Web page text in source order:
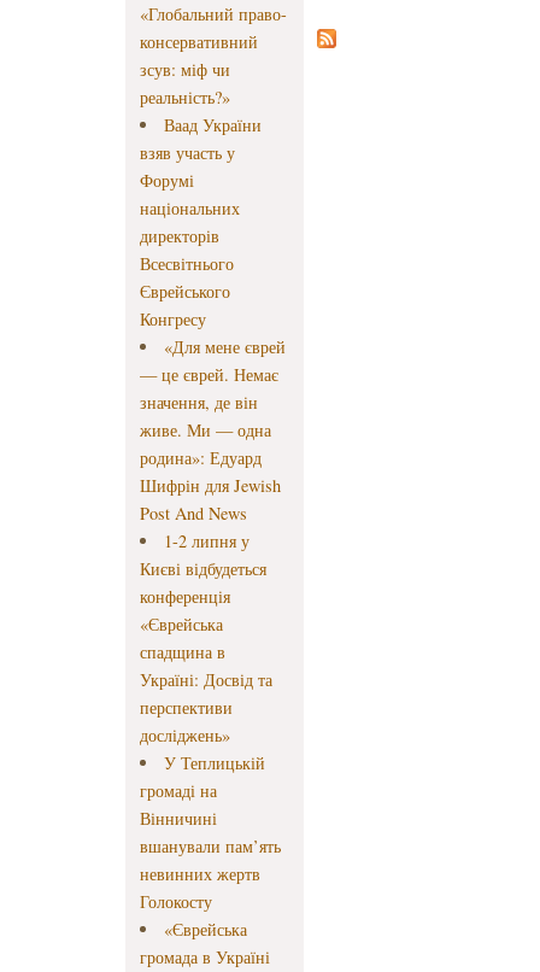
«Глобальний право-
консервативний
зсув: міф чи
реальність?»
Ваад України
взяв участь у
Форумі
національних
директорів
Всесвітнього
Єврейського
Конгресу
«Для мене єврей
— це єврей. Немає
значення, де він
живе. Ми — одна
родина»: Едуард
Шифрін для Jewish
Post And News
1-2 липня у
Києві відбудеться
конференція
«Єврейська
спадщина в
Україні: Досвід та
перспективи
досліджень»
У Теплицькій
громаді на
Вінничині
вшанували пам’ять
невинних жертв
Голокосту
«Єврейська
громада в Україні